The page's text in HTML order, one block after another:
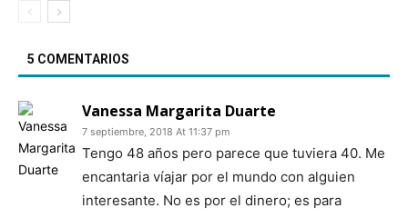
5 COMENTARIOS
Vanessa Margarita Duarte
7 septiembre, 2018 At 11:37 pm
Tengo 48 años pero parece que tuviera 40. Me
encantaria víajar por el mundo con alguien
interesante. No es por el dinero; es para